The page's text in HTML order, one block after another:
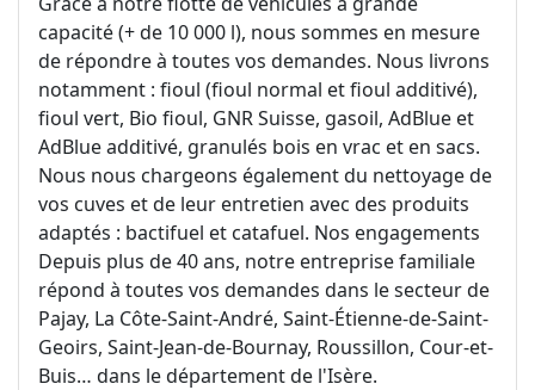
capacité (+ de 10 000 l), nous sommes en mesure
de répondre à toutes vos demandes. Nous livrons
notamment : fioul (fioul normal et fioul additivé),
fioul vert, Bio fioul, GNR Suisse, gasoil, AdBlue et
AdBlue additivé, granulés bois en vrac et en sacs.
Nous nous chargeons également du nettoyage de
vos cuves et de leur entretien avec des produits
adaptés : bactifuel et catafuel. Nos engagements
Depuis plus de 40 ans, notre entreprise familiale
répond à toutes vos demandes dans le secteur de
Pajay, La Côte-Saint-André, Saint-Étienne-de-Saint-
Geoirs, Saint-Jean-de-Bournay, Roussillon, Cour-et-
Buis… dans le département de l'Isère.